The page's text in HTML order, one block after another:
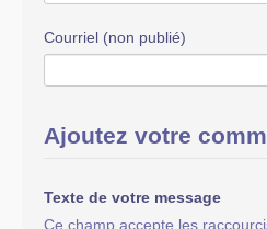
Courriel (non publié)
Ajoutez votre
Texte de votre message
Ce champ accepte les